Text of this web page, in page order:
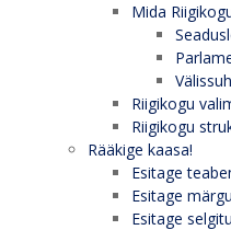
Mida
Riigikogu
Riigikogu
Rääkige kaasa!
Esitage
Esitage
Esitage